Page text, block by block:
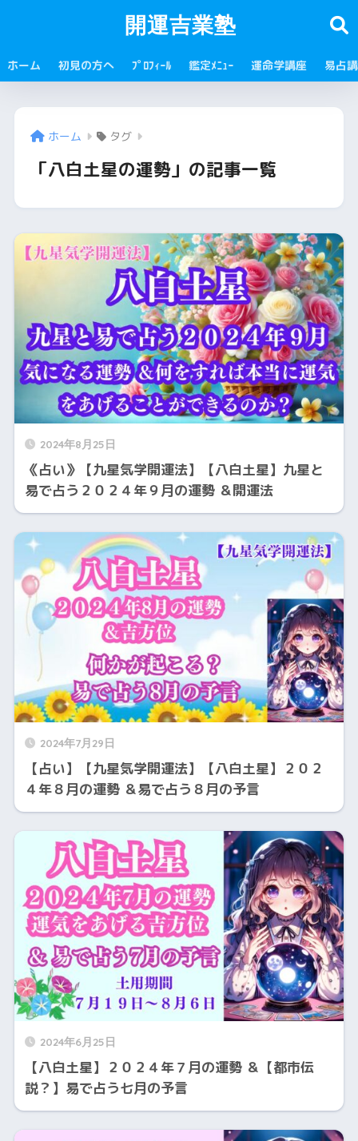
開運吉業塾
ホーム 初見の方へ ﾌﾟﾛﾌｨｰﾙ 鑑定ﾒﾆｭｰ 運命学講座 易占
ホーム タグ
「八白土星の運勢」の記事一覧
2024年8月25日
《占い》【九星気学開運法】【八白土星】九星と
易で占う２０２４年９月の運勢 ＆開運法
2024年7月29日
【占い】【九星気学開運法】【八白土星】２０２
４年８月の運勢 ＆易で占う８月の予言
2024年6月25日
【八白土星】２０２４年７月の運勢 ＆【都市伝
説？】易で占う七月の予言